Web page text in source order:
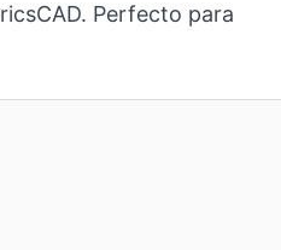
Perfecto para